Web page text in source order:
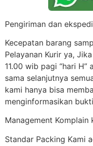
Pengiriman dan
Kecepatan barang
Pelayanan Kurir ya,
11.00 wib pagi “hari
sama selanjutnya
kami hanya bisa
menginformasikan
Management Komplain
Standar Packing Kami